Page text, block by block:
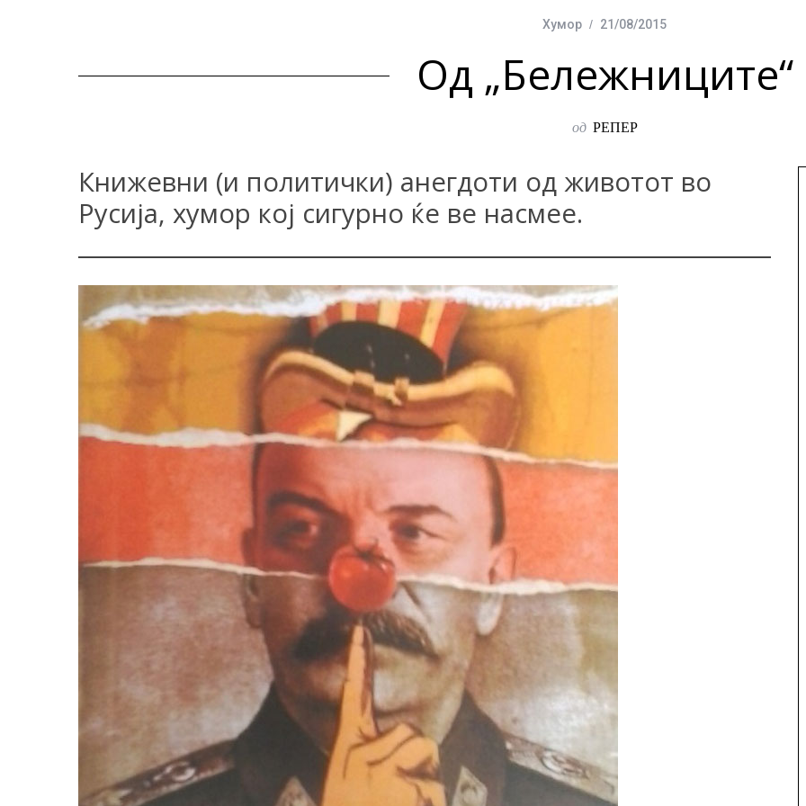
Хумор 21/08/2015
Од „Бележниците“
од РЕПЕР
Книжевни (и политички) анегдоти од животот во
Русија, хумор кој сигурно ќе ве насмее.